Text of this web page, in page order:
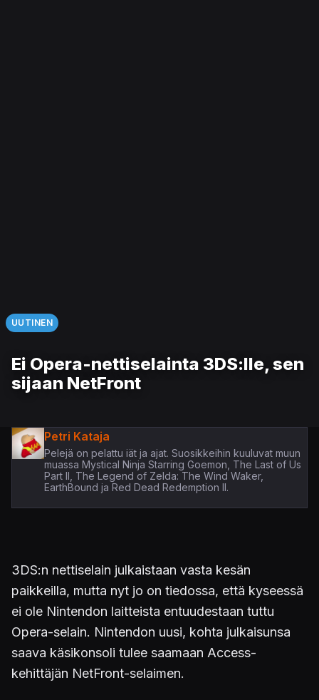
UUTINEN
Ei Opera-nettiselainta 3DS:lle, sen
sijaan NetFront
Petri Kataja
Pelejä on pelattu iät ja ajat. Suosikkeihin kuuluvat muun
muassa Mystical Ninja Starring Goemon, The Last of Us
Part II, The Legend of Zelda: The Wind Waker,
EarthBound ja Red Dead Redemption II.
3DS:n nettiselain julkaistaan vasta kesän
paikkeilla, mutta nyt jo on tiedossa, että kyseessä
ei ole Nintendon laitteista entuudestaan tuttu
Opera-selain. Nintendon uusi, kohta julkaisunsa
saava käsikonsoli tulee saamaan Access-
kehittäjän NetFront-selaimen.